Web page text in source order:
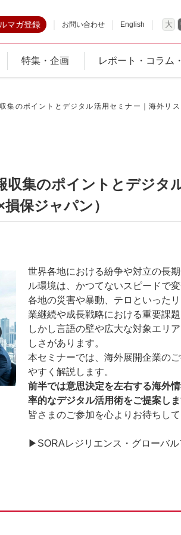
マガ登録 お問い合わせ English 大
特集・企画 レポート・コラム
集のポイントとデジタル活用セミナー｜海外リ
収集のポイントとデジタ
保ジャパン）
世界各地における紛争や対立の長
ル環境は、かつてないスピードで変
各地の災害や暴動、テロといった
業継続や成長戦略における重要課題
しかし言語の壁や広大な対象エリ
しさがあります。
本セミナーでは、海外展開企業の
やすく解説します。
前半では意思決定を左右する海外
率的なデジタル活用術をご提案しま
皆さまのご参加を心よりお待ちして
▶SORAレジリエンス・グローバ